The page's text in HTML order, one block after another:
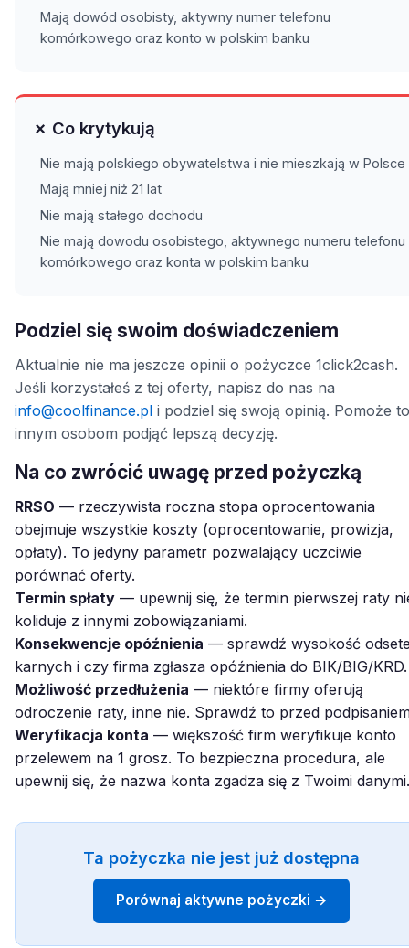
Mają dowód osobisty, aktywny numer telefonu
komórkowego oraz konto w polskim banku
✗ Co krytykują
Nie mają polskiego obywatelstwa i nie mieszkają w Polsce
Mają mniej niż 21 lat
Nie mają stałego dochodu
Nie mają dowodu osobistego, aktywnego numeru telefonu
komórkowego oraz konta w polskim banku
Podziel się swoim doświadczeniem
Aktualnie nie ma jeszcze opinii o pożyczce 1click2cash.
Jeśli korzystałeś z tej oferty, napisz do nas na
info@coolfinance.pl i podziel się swoją opinią. Pomoże to
innym osobom podjąć lepszą decyzję.
Na co zwrócić uwagę przed pożyczką
RRSO — rzeczywista roczna stopa oprocentowania
obejmuje wszystkie koszty (oprocentowanie, prowizja,
opłaty). To jedyny parametr pozwalający uczciwie
porównać oferty.
Termin spłaty — upewnij się, że termin pierwszej raty
koliduje z innymi zobowiązaniami.
Konsekwencje opóźnienia — sprawdź wysokość
karnych i czy firma zgłasza opóźnienia do BIK/BIG/KRD.
Możliwość przedłużenia — niektóre firmy oferują
odroczenie raty, inne nie. Sprawdź to przed
Weryfikacja konta — większość firm weryfikuje konto
przelewem na 1 grosz. To bezpieczna procedura, ale
upewnij się, że nazwa konta zgadza się z Twoimi danymi.
Ta pożyczka nie jest już dostępna
Porównaj aktywne pożyczki →